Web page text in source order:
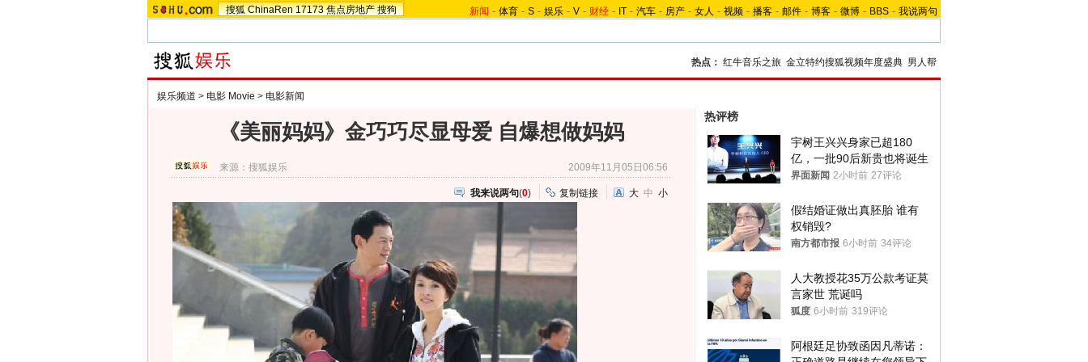
搜狐 ChinaRen 17173 焦点房地产 搜狗 新闻 - 体育 - S - 娱乐 - V - 财经 - IT - 汽车 - 房产 - 女人 - 视频 - 播客 - 邮件 - 博客 - 微博 - BBS - 我说两句
热点： 红牛音乐之旅 金立特约搜狐视频年度盛典 男人帮
娱乐频道 > 电影 Movie > 电影新闻
《美丽妈妈》金巧巧尽显母爱 自爆想做妈妈
来源：搜狐娱乐 2009年11月05日06:56
我来说两句(0) 复制链接 大 中 小
热评榜
宇树王兴兴身家已超180
亿，一批90后新贵也将诞生
界面新闻 2小时前 27评论
假结婚证做出真胚胎 谁有
权销毁?
南方都市报 6小时前 34评论
人大教授花35万公款考证莫
言家世 荒诞吗
狐度 6小时前 319评论
阿根廷足协致函因凡蒂诺：